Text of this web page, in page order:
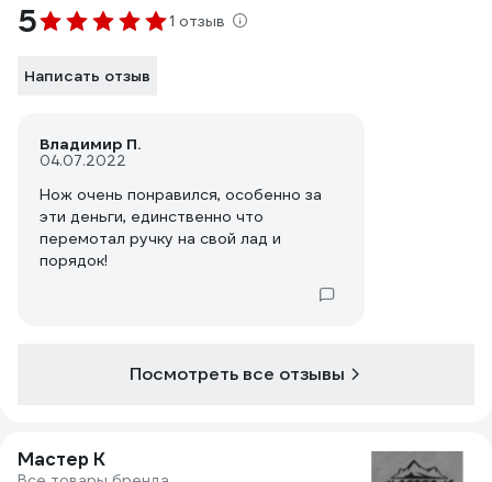
5 1 отзыв
Написать отзыв
Владимир П.
04.07.2022
Нож очень понравился, особенно за
эти деньги, единственно что
перемотал ручку на свой лад и
порядок!
Посмотреть все отзывы
Мастер К